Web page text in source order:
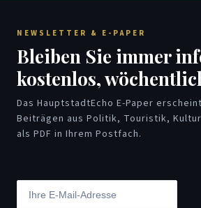
NEWSLETTER & E-PAPER
Bleiben Sie immer
kostenlos,
Das HauptstadtEcho E-Paper
Beiträgen aus Politik, Touristik,
als PDF in Ihrem Postfach.